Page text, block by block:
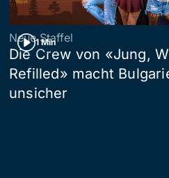
1 Min
Neue Staffel
Die Crew von «Jung,
Refilled» macht
unsicher